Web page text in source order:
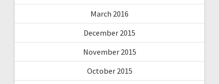
March 2016
December 2015
November 2015
October 2015